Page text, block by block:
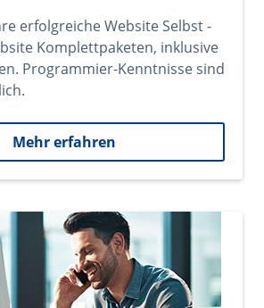
erfolgreiche Website Selbst -
Komplettpaketen, inklusive
Programmier-Kenntnisse sind
Mehr erfahren